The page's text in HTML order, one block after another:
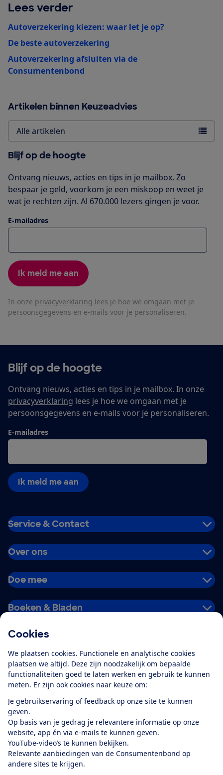
Cookies
We plaatsen cookies. Functionele en analytische cookies
plaatsen we altijd. Deze zijn noodzakelijk om bepaalde
functionaliteiten goed te laten werken en gebruik te kunnen
meten. Er zijn ook cookies naar keuze om:
Je gebruikservaring of feedback op onze site te kunnen
geven.
Op basis van je gedrag je relevantere informatie op onze
website, app én via e-mails te kunnen geven.
YouTube-video’s te kunnen bekijken.
Relevante aanbiedingen van de Consumentenbond op
andere sites te krijgen.
Lees verder
Autoverzekering kiezen: waar let je op?
De beste autoverzekering
Autoverzekering afsluiten via de
Consumentenbond
Artikelen binnen Keuzeadvies
Alle artikelen
Blijf op de hoogte
Ontvang nieuws, acties en tips in je mailbox. Zo
bespaar je geld, voorkom je een miskoop en weet je
wat je rechten zijn. Al 670.000 lezers gingen je voor.
E-mailadres
Ik meld me aan
In onze privacyverklaring lees je hoe we omgaan met je
persoonsgegevens en e-mails voor je personaliseren.
Blijf op de hoogte
Ontvang nieuws, acties en tips in je mailbox. In onze
privacyverklaring lees je hoe we omgaan met je
persoonsgegevens en e-mails voor je personaliseren.
E-mailadres
Ik meld me aan
Service & Contact
Over ons
Doe mee
Boeken & Bladen
Alles over de
app
Algemene Voorwaarden
Privacyverklaring
Cookiebeleid
Privacyvoorkeuren
Toegankelijkheid